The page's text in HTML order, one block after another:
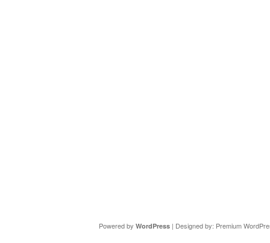
Powered by WordPress| Designed by: Premium